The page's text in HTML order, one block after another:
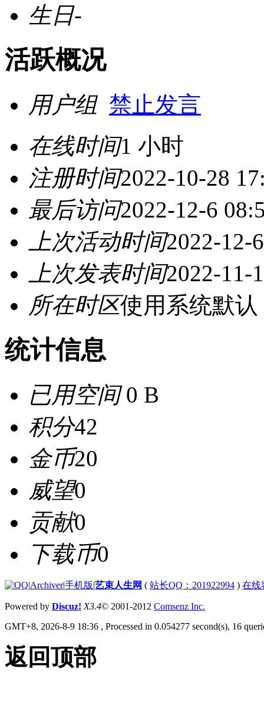
生日-
活跃概况
用户组 禁止发言
在线时间1 小时
注册时间2022-10-28
最后访问2022-12-6
上次活动时间2022-12-
上次发表时间2022-11-
所在时区使用系统默认
统计信息
已用空间0 B
积分42
金币20
威望0
贡献0
下载币0
|Archiver|手机版|艺束人生网 ( 站长QQ：201922994 ) 在线
Powered by Discuz! X3.4© 2001-2012 Comsenz Inc.
GMT+8, 2026-8-9 18:36 , Processed in 0.054277 second(s), 16
返回顶部